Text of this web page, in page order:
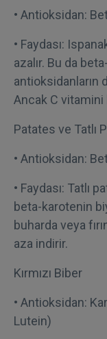
• Antioksidan:
• Faydası:
azalır. Bu da
antioksidanların
Ancak C
Patates ve Tatlı
• Antioksidan:
• Faydası: Tatlı
beta-karotenin
buharda veya
aza indirir.
Kırmızı Biber
• Antioksidan:
Lutein)